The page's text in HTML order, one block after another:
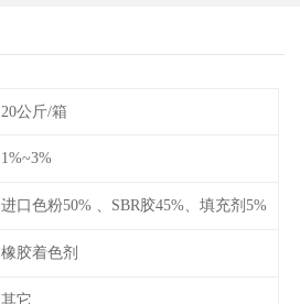
20公斤/箱
1%~3%
进口色粉50% 、SBR胶45%、填充剂5%
橡胶着色剂
其它